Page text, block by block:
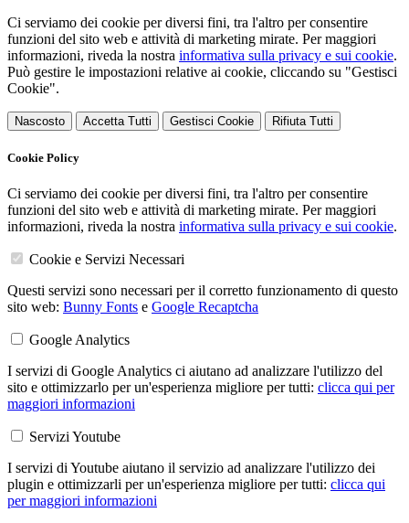
Ci serviamo dei cookie per diversi fini, tra l'altro per consentire
funzioni del sito web e attività di marketing mirate. Per maggiori
informazioni, riveda la nostra informativa sulla privacy e sui cookie.
Può gestire le impostazioni relative ai cookie, cliccando su "Gestisci
Cookie".
Nascosto Accetta Tutti Gestisci Cookie Rifiuta Tutti
Cookie Policy
Ci serviamo dei cookie per diversi fini, tra l'altro per consentire
funzioni del sito web e attività di marketing mirate. Per maggiori
informazioni, riveda la nostra informativa sulla privacy e sui cookie.
Cookie e Servizi Necessari
Questi servizi sono necessari per il corretto funzionamento di questo
sito web: Bunny Fonts e Google Recaptcha
Google Analytics
I servizi di Google Analytics ci aiutano ad analizzare l'utilizzo del
sito e ottimizzarlo per un'esperienza migliore per tutti: clicca qui per
maggiori informazioni
Servizi Youtube
I servizi di Youtube aiutano il servizio ad analizzare l'utilizzo dei
plugin e ottimizzarli per un'esperienza migliore per tutti: clicca qui
per maggiori informazioni